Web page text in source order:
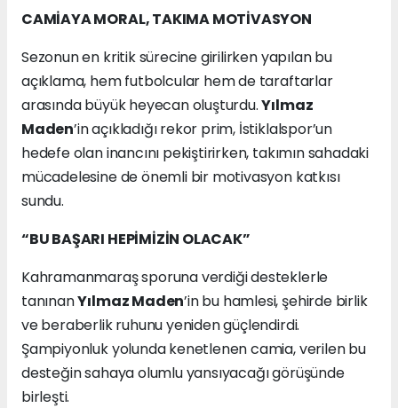
CAMİAYA MORAL, TAKIMA MOTİVASYON
Sezonun en kritik sürecine girilirken yapılan bu
açıklama, hem futbolcular hem de taraftarlar
arasında büyük heyecan oluşturdu.Yılmaz
Maden’in açıkladığı rekor prim, İstiklalspor’un
hedefe olan inancını pekiştirirken, takımın sahadaki
mücadelesine de önemli bir motivasyon katkısı
sundu.
“BU BAŞARI HEPİMİZİN OLACAK”
Kahramanmaraş sporuna verdiği desteklerle
tanınanYılmaz Maden’in bu hamlesi, şehirde birlik
ve beraberlik ruhunu yeniden güçlendirdi.
Şampiyonluk yolunda kenetlenen camia, verilen bu
desteğin sahaya olumlu yansıyacağı görüşünde
birleşti.